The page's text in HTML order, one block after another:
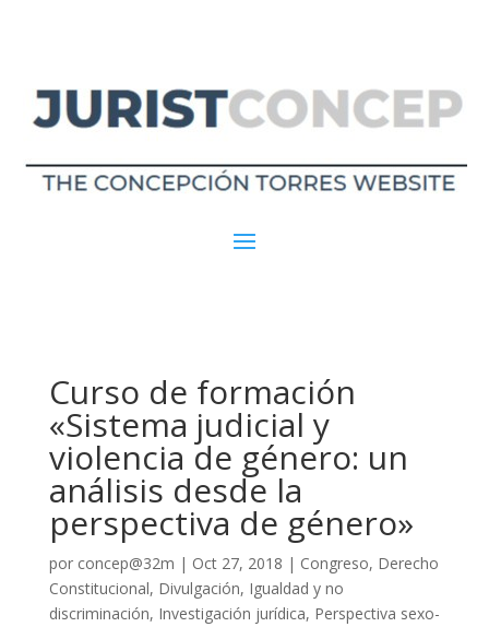
Curso de formación
«Sistema judicial y
violencia de género: un
análisis desde la
perspectiva de género»
por concep@32m | Oct 27, 2018 | Congreso, Derecho
Constitucional, Divulgación, Igualdad y no
discriminación, Investigación jurídica, Perspectiva sexo-